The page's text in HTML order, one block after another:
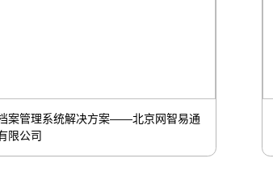
专家指导及远程监控系统——谷东科技
司